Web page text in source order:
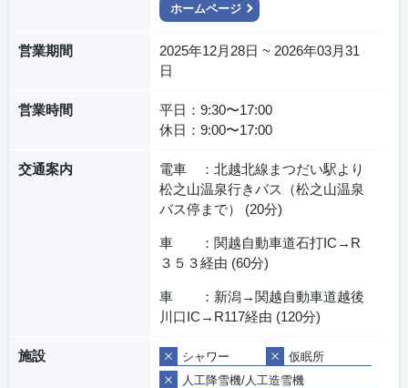
ホームページ
営業期間
2025年12月28日 ~ 2026年03月31
日
営業時間
平日：9:30〜17:00
休日：9:00〜17:00
交通案内
電車 ：北越北線まつだい駅より
松之山温泉行きバス（松之山温泉
バス停まで） (20分)
車 ：関越自動車道石打IC→R
３５３経由 (60分)
車 ：新潟→関越自動車道越後
川口IC→R117経由 (120分)
施設 シャワー
仮眠所
人工降雪機/人工造雪機